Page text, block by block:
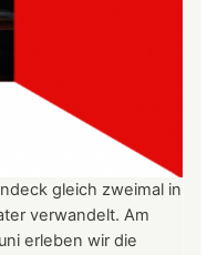
gleich zweimal in
verwandelt. Am
erleben wir die